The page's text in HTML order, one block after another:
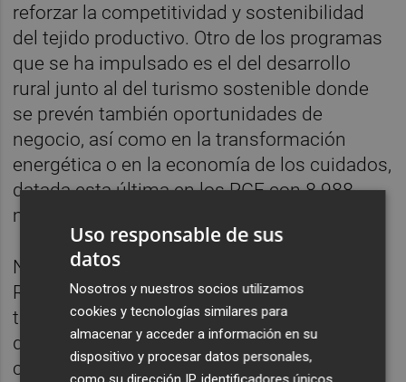
reforzar la competitividad y sostenibilidad
del tejido productivo. Otro de los programas
que se ha impulsado es el del desarrollo
rural junto al del turismo sostenible donde
se prevén también oportunidades de
negocio, así como en la transformación
energética o en la economía de los cuidados,
datada esta última en los PGE con 8.988
millones de euros.
No obstante, el objetivo es que el Plan de
Recuperación se vaya articulando de forma
transversal, con la intervención de los
distintos ministerios, las administraciones
comunitarias y locales y otras entidades
Uso responsable de sus
datos
Nosotros y nuestros socios utilizamos
cookies y tecnologías similares para
almacenar y acceder a información en su
dispositivo y procesar datos personales,